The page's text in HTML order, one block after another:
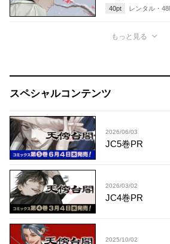
40pt レンタル・ 48
もっと見る
スペシャルコンテンツ
2026/06/03
JC5巻PR
2026/03/02
JC4巻PR
2025/10/02